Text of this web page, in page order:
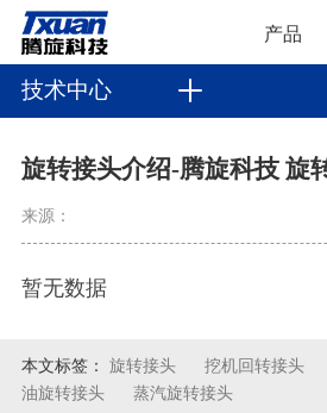
产品
技术中心
旋转接头介绍-腾旋科技 旋
来源：
暂无数据
本文标签： 旋转接头 挖机回转接头
油旋转接头
蒸汽旋转接头